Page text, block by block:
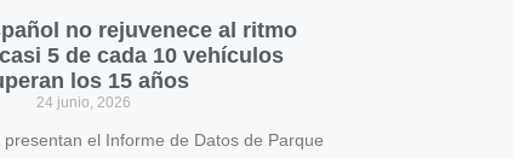
no rejuvenece al ritmo
5 de cada 10 vehículos
los 15 años
24 junio, 2026
presentan el Informe de Datos de Parque